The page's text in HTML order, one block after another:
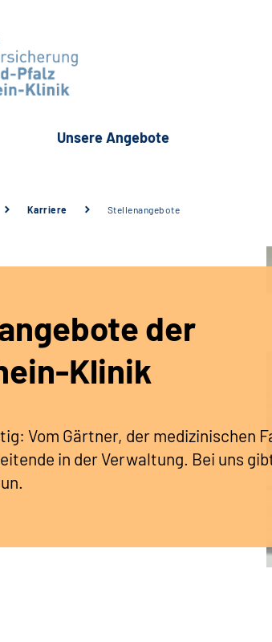
Unsere Angebote
Karriere Stellenangebote
der
Klinik
Vom Gärtner, der medizinischen
in der Verwaltung. Bei uns